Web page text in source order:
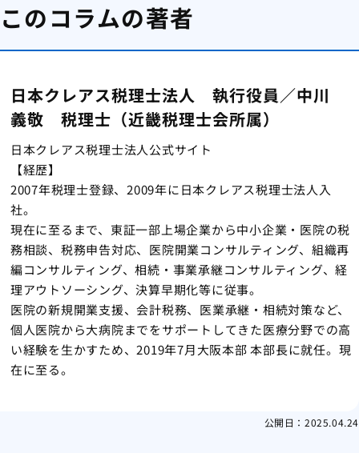
このコラムの著者
日本クレアス税理士法人 執行役員／中川
義敬 税理士（近畿税理士会所属）
日本クレアス税理士法人公式サイト
【経歴】
2007年税理士登録、2009年に日本クレアス税理士法人入
社。
現在に至るまで、東証一部上場企業から中小企業・ 医院の税
務相談、税務申告対応、医院開業コンサルティング、 組織再
編コンサルティング、相続・事業承継コンサルティング、経
理アウトソーシング、決算早期化等に従事。
医院の新規開業支援、会計税務、医業承継・相続対策など、
個人医院から大病院までをサポートしてきた医療分野での高
い経験を生かすため、2019年7月大阪本部 本部長に就任。現
在に至る。
公開日： 2025.04.24